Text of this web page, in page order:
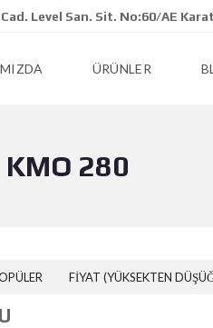
Level San. Sit. No:60/AE
ÜRÜNLER
KMO 280
FIYAT (YÜKSEKTEN